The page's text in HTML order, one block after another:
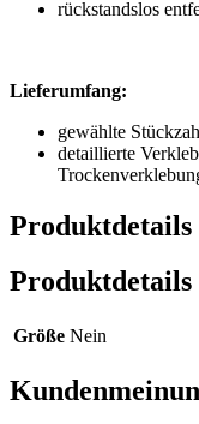
rückstandslos
Lieferumfang:
gewählte
detaillierte
Produktdetails
Produktdetails
Größe Nein